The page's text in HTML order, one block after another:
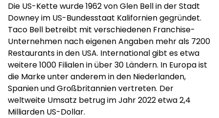
Die US-Kette wurde 1962 von Glen Bell in der Stadt
Downey im US-Bundesstaat Kalifornien gegründet.
Taco Bell betreibt mit verschiedenen Franchise-
Unternehmen nach eigenen Angaben mehr als 7200
Restaurants in den USA. International gibt es etwa
weitere 1000 Filialen in über 30 Ländern. In Europa ist
die Marke unter anderem in den Niederlanden,
Spanien und Großbritannien vertreten. Der
weltweite Umsatz betrug im Jahr 2022 etwa 2,4
Milliarden US-Dollar.